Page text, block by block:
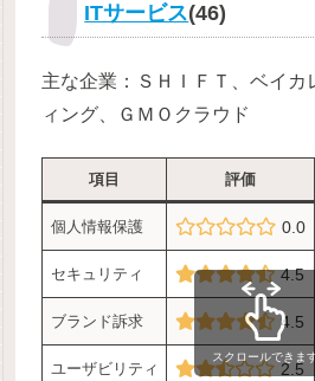
ITサービス(46)
主な企業：ＳＨＩＦＴ、ベイカ
ィング、ＧＭＯクラウド
項目 評価
個人情報保護 0.0
セキュリティ 4.5
ブランド訴求 4.5
ユーザビリティ 2.5
スクロールできま